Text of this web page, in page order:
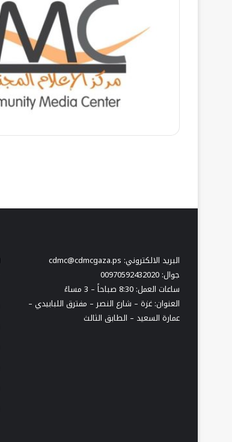
البريد الالكتروني: cdmc@cdmcgaza.ps
جوال: 00970592432020
ساعات العمل: 8:30 صباحاً – 3 مساءً
العنوان: غزة – شارع النصر – مفترق اللبابيدي –
عمارة السعيد – الطابق الثالث